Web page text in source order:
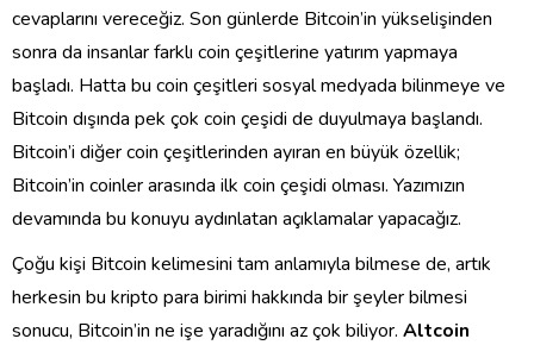
cevaplarını vereceğiz. Son günlerde Bitcoin’in yükselişinden
sonra da insanlar farklı coin çeşitlerine yatırım yapmaya
başladı. Hatta bu coin çeşitleri sosyal medyada bilinmeye ve
Bitcoin dışında pek çok coin çeşidi de duyulmaya başlandı.
Bitcoin’i diğer coin çeşitlerinden ayıran en büyük özellik;
Bitcoin’in coinler arasında ilk coin çeşidi olması. Yazımızın
devamında bu konuyu aydınlatan açıklamalar yapacağız.
Çoğu kişi Bitcoin kelimesini tam anlamıyla bilmese de, artık
herkesin bu kripto para birimi hakkında bir şeyler bilmesi
sonucu, Bitcoin’in ne işe yaradığını az çok biliyor. Altcoin